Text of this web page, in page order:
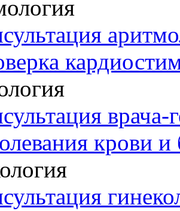
врача-
крови и